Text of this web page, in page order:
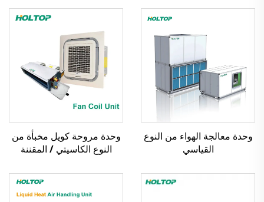
وحدة معالجة الهواء من النوع
القياسي
وحدة مروحة كويل مخبأة من
النوع الكاسيتي / المقننة